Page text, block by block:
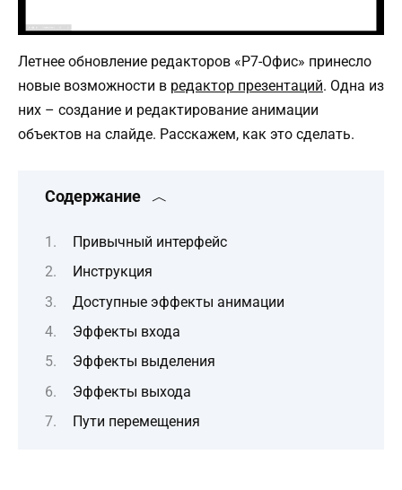
Летнее обновление редакторов «Р7-Офис» принесло
новые возможности в редактор презентаций. Одна из
них – создание и редактирование анимации
объектов на слайде. Расскажем, как это сделать.
Содержание
Привычный интерфейс
Инструкция
Доступные эффекты анимации
Эффекты входа
Эффекты выделения
Эффекты выхода
Пути перемещения